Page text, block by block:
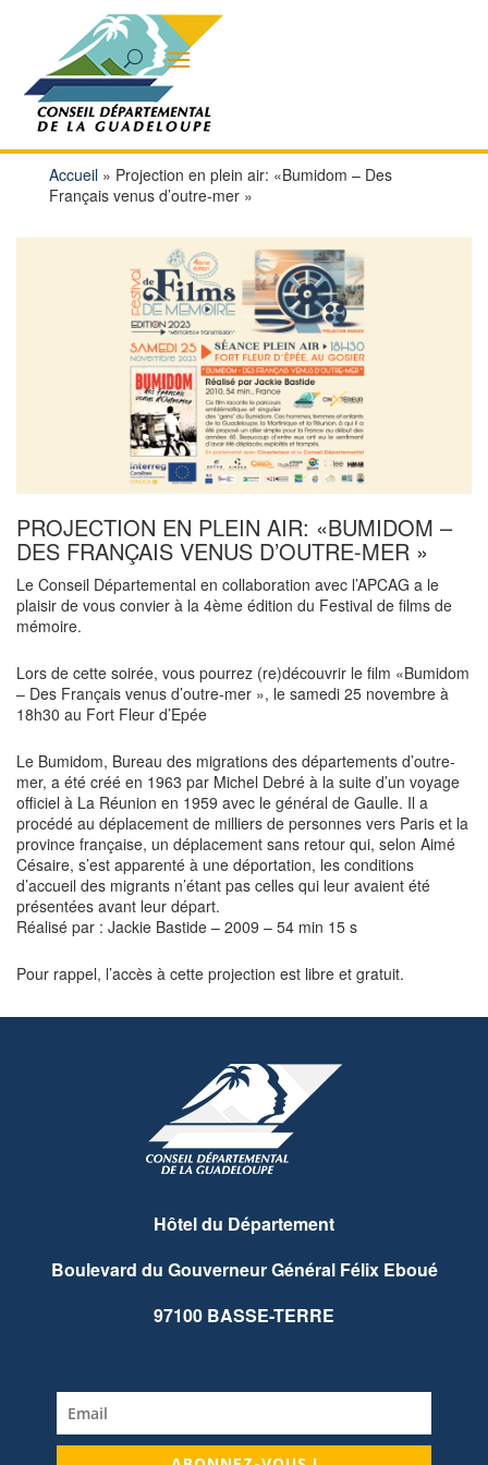
Accueil» Projection en plein air: «Bumidom – Des
Français venus d’outre-mer »
PROJECTION EN PLEIN AIR: «BUMIDOM –
DES FRANÇAIS VENUS D’OUTRE-MER »
Le Conseil Départemental en collaboration avec l’APCAG a le
plaisir de vous convier à la 4ème édition du Festival de films de
mémoire.
Lors de cette soirée, vous pourrez (re)découvrir le film «Bumidom
– Des Français venus d’outre-mer », le samedi 25 novembre à
18h30 au Fort Fleur d’Epée
Le Bumidom, Bureau des migrations des départements d’outre-
mer, a été créé en 1963 par Michel Debré à la suite d’un voyage
officiel à La Réunion en 1959 avec le général de Gaulle. Il a
procédé au déplacement de milliers de personnes vers Paris et la
province française, un déplacement sans retour qui, selon Aimé
Césaire, s’est apparenté à une déportation, les conditions
d’accueil des migrants n’étant pas celles qui leur avaient été
présentées avant leur départ.
Réalisé par : Jackie Bastide – 2009 – 54 min 15 s
Pour rappel, l’accès à cette projection est libre et gratuit.
Hôtel du Département
Boulevard du Gouverneur Général Félix Eboué
97100 BASSE-TERRE